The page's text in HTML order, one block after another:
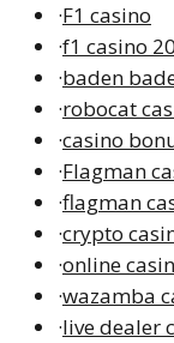
·F1 casino
·f1 casino
·baden
·robocat
·casino
·Flagman
·flagman
·crypto
·online
·wazamba
·live dealer